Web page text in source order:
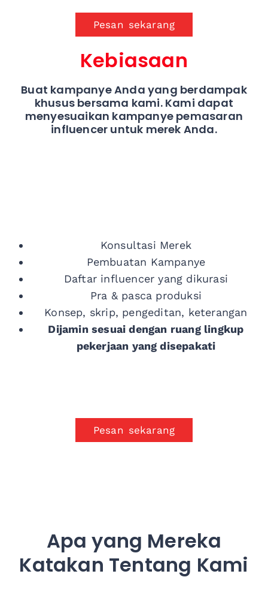
Pesan sekarang
Kebiasaan
Buat kampanye Anda yang berdampak
khusus bersama kami. Kami dapat
menyesuaikan kampanye pemasaran
influencer untuk merek Anda.
Konsultasi Merek
Pembuatan Kampanye
Daftar influencer yang dikurasi
Pra & pasca produksi
Konsep, skrip, pengeditan, keterangan
Dijamin sesuai dengan ruang lingkup
pekerjaan yang disepakati
Pesan sekarang
Apa yang Mereka
Katakan Tentang Kami